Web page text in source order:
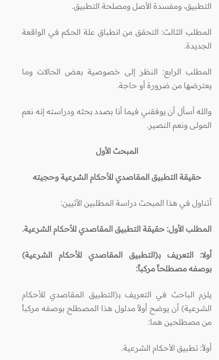
التطبيق، ومفسدة الأصل ومصلحة التطبيق.
المطلب الثالث: التحقق من انطباق علة الحكم في الواقعة
الجديدة.
المطلب الرابع: النظر إلى خصوصية بعض الحالات وما
يعترضها من ضرورة أو حاجة.
والله أسأل أن يوفقني فيما أنا بصدد بحثه ودراسته إنه نعم
المولى ونعم النصير.
المبحث الأول
حقيقة التطبيق المقاصدي للأحكام الشرعية وحجيته
أتناول في هذا المبحث دراسة المطلبين الآتيين:
المطلب الأول: حقيقة التطبيق المقاصدي للأحكام الشرعية.
أولا: التعريف بـ(التطبيق المقاصدي للأحكام الشرعية)
بوصفه مصطلحاً مركباً:
يلزم الباحث في التعريف بـ(التطبيق المقاصدي للأحكام
الشرعية) أن يوضح أولاً مدلول هذا المصطلح بوصفه مركباً
من مصطلحين هما:
أولاً: تطبيق الأحكام الشرعية.